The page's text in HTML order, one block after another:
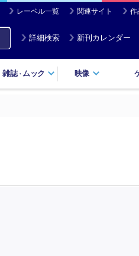
レーベル一覧 関連サイト 作
詳細検索 新刊カレンダー
雑誌・ ムック 映像